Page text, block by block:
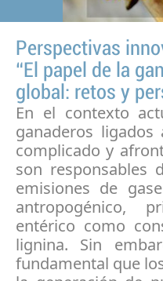
Perspectivas
“El papel de la
global: retos y
En el contexto
ganaderos
complicado y
son responsables
emisiones de
antropogénico,
entérico como
lignina. Sin
fundamental que